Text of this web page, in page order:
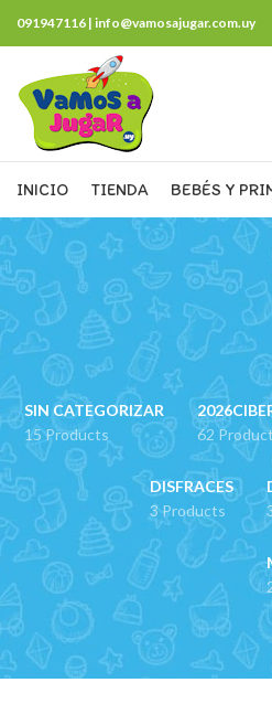
091947116 | info@vamosajugar.com.uy
INICIO TIENDA BEBÉS Y
SIN CATEGORIZAR
15 Products
62
DISFRACES
3 Products